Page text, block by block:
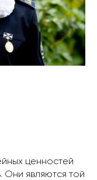
ценностей
являются той